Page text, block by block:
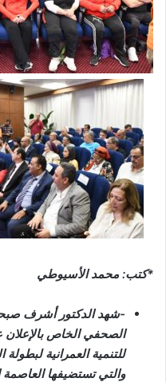
*كتب: محمد الأسيوطي
-شهد الدكتور أشرف
الصحفي الخاص بالإعلان